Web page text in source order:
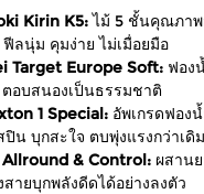
Kirin K5:ไม้ 5 ชั้นคุณภาพ
ลนุ่ม คุมง่าย ไม่เมื่อยมือ
Target Europe Soft: ฟอง
อบสนองเป็นธรรมชาติ
1 Special: อัพเกรดฟอง
น บุกสะใจ ตบพุ่งแรงกว่าเดิม
& Control: ผสาน
ายบุกพลังดีดได้อย่างลงตัว